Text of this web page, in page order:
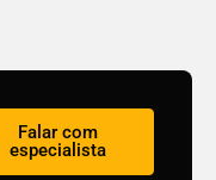
Falar com
especialista